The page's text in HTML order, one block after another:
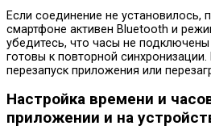
Если соединение не установилось,
смартфоне активен Bluetooth и
убедитесь, что часы не подключены
готовы к повторной
перезапуск приложения или
Настройка времени и
приложении и на